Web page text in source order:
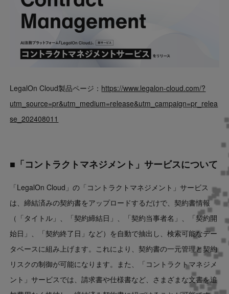
LegalOn Cloud製品ページ： https://www.legalon-cloud.com/?
utm_source=pr&utm_medium=release&utm_campaign=pr_relea
se_202408011
■「コントラクトマネジメント」サービスについて
「LegalOn Cloud」の「コントラクトマネジメント」サービス
は、締結済みの契約書をアップロードするだけで、契約書情報
（「タイトル」、「契約締結日」、「契約当事者名」、「契約開
始日」、「契約終了日」など）を自動で抽出し、検索可能なデー
タベースに組み上げます。これにより、契約書の一元管理と契約
リスクの制御が可能になります。また、「コントラクトマネジメ
ント」サービスでは、請求書や仕様書など、さまざまな文書を追